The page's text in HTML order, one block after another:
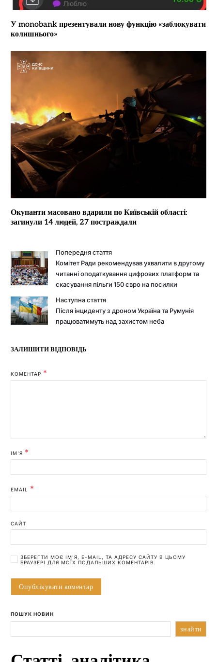
У monobank презентували нову функцію «заблокувати
колишнього»
Окупанти масовано вдарили по Київській області:
загинули 14 людей, 27 постраждали
Попередня стаття
Комітет Ради рекомендував ухвалити в другому
читанні оподаткування цифрових платформ та
скасування пільги 150 євро на посилки
Наступна стаття
Після інциденту з дроном Україна та Румунія
працюватимуть над захистом неба
ЗАЛИШИТИ ВІДПОВІДЬ
КОМЕНТАР *
ІМ'Я *
EMAIL *
САЙТ
ЗБЕРЕГТИ МОЄ ІМ'Я, E-MAIL, ТА АДРЕСУ САЙТУ В ЦЬОМУ
БРАУЗЕРІ ДЛЯ МОЇХ ПОДАЛЬШИХ КОМЕНТАРІВ.
ПОШУК НОВИН
знайти